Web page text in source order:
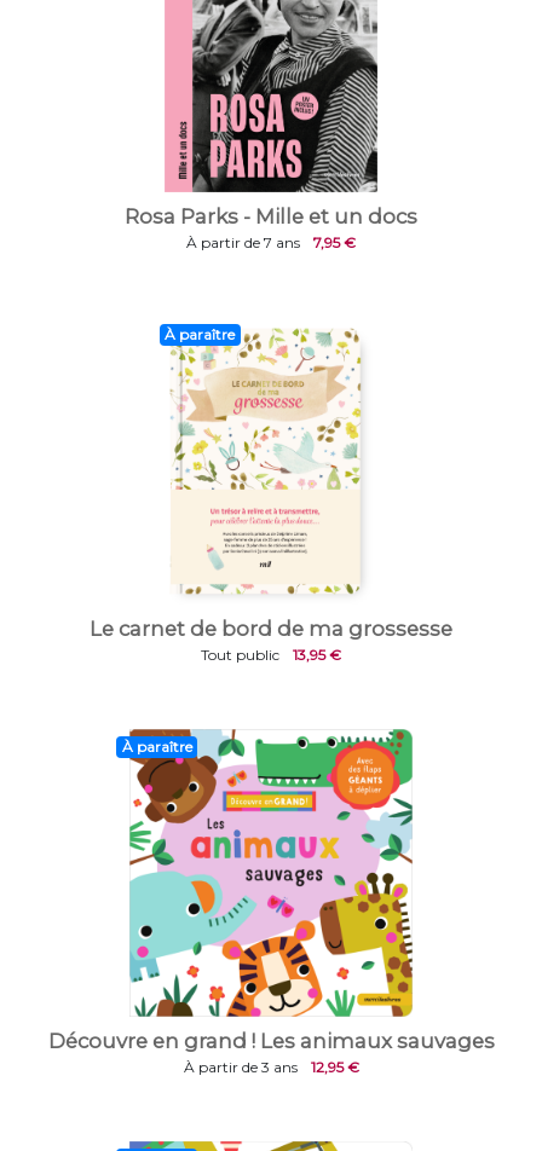
Rosa Parks - Mille et un docs
À partir de 7 ans 7,95 €
À paraître
Le carnet de bord de ma grossesse
Tout public 13,95 €
À paraître
Découvre en grand ! Les animaux sauvages
À partir de 3 ans 12,95 €